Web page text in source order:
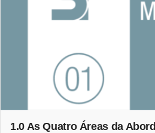
1.0 As Quatro Áreas da